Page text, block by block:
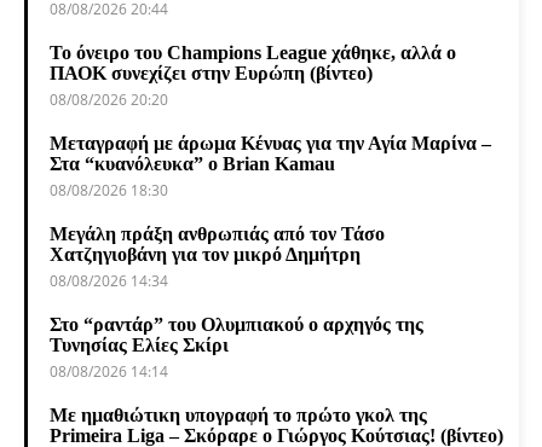
08/08/2026 20:44
Το όνειρο του Champions League χάθηκε, αλλά ο
ΠΑΟΚ συνεχίζει στην Ευρώπη (βίντεο)
08/08/2026 20:20
Μεταγραφή με άρωμα Κένυας για την Αγία Μαρίνα –
Στα “κυανόλευκα” ο Brian Kamau
08/08/2026 18:30
Μεγάλη πράξη ανθρωπιάς από τον Τάσο
Χατζηγιοβάνη για τον μικρό Δημήτρη
08/08/2026 14:34
Στο “ραντάρ” του Ολυμπιακού ο αρχηγός της
Τυνησίας Ελίες Σκίρι
08/08/2026 14:14
Με ημαθιώτικη υπογραφή το πρώτο γκολ της
Primeira Liga – Σκόραρε ο Γιώργος Κούτσιας! (βίντεο)